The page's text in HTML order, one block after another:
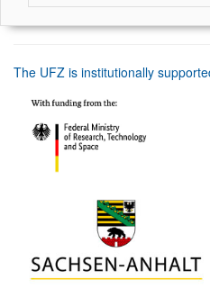
The UFZ is institutionally